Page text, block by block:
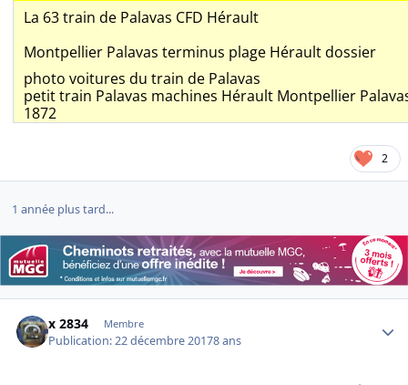
La 63 train de Palavas CFD Hérault
Montpellier Palavas terminus plage Hérault dossier
photo voitures du train de Palavas
petit train Palavas machines Hérault Montpellier
1872
2
1 année plus tard...
x 2834 Membre
Publication:22 décembre 20178 ans